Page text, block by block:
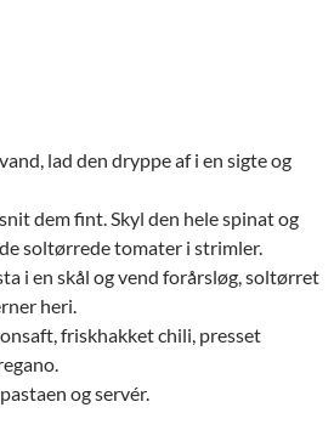
lad den dryppe af i en sigte og
dem fint. Skyl den hele spinat og
soltørrede tomater i strimler.
i en skål og vend forårsløg, soltørret
heri.
friskhakket chili, presset
og servér.